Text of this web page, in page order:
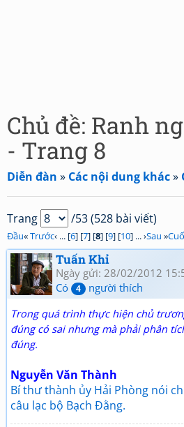
Chủ đề: Ranh
- Trang 8
Diễn đàn » Các nội dung khác»
Trang /53 (528 bài viết)
Đầu«Trước‹ ... [6] [7] [8] [9] [10] ... ›Sau »
Tuấn Khỉ
Ngày gửi: 28/02/2012
Có
4 người thích
Trong quá trình thực hiện chủ
đúng có sai nhưng mà phải phân
đúng.
Nguyễn Văn Thành
Bí thư thành ủy Hải Phòng nói
câu lạc bộ Bạch Đằng.